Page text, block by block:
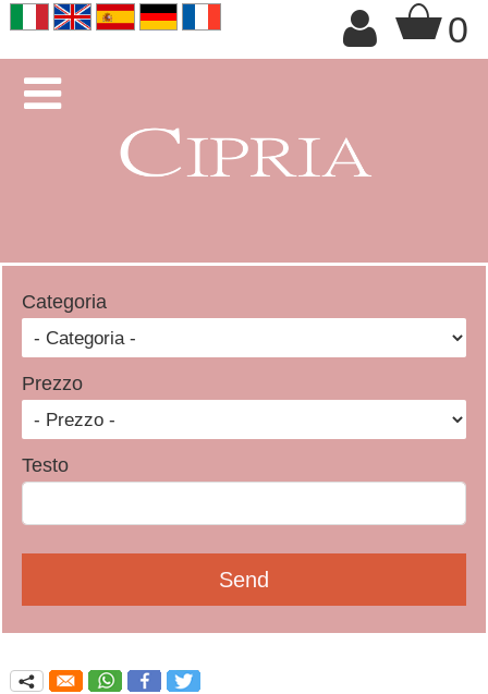
+0


Categoria
Prezzo
Testo
q